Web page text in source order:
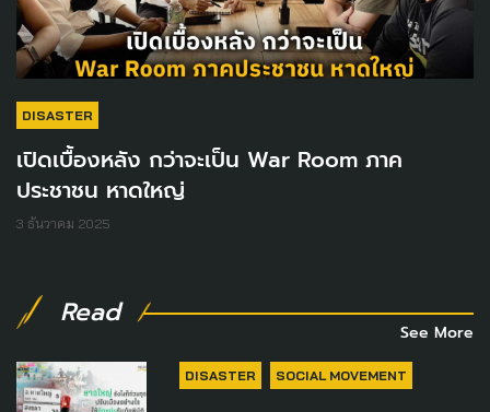
DISASTER
เปิดเบื้องหลัง กว่าจะเป็น War Room ภาค
ประชาชน หาดใหญ่
3 ธันวาคม 2025
Read
See More
DISASTER SOCIAL MOVEMENT